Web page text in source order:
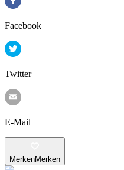
Facebook
Twitter
E-Mail
MerkenMerken